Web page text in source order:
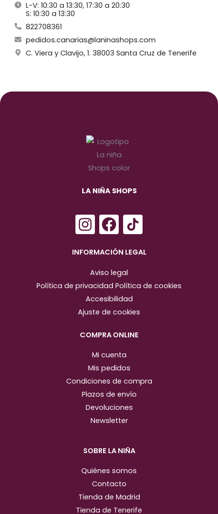
L-V: 10:30 a 13:30, 17:30 a 20:30
S: 10:30 a 13:30
822708361
pedidos.canarias@laninashops.com
C. Viera y Clavijo, 1. 38003 Santa Cruz de Tenerife
LA NIÑA SHOPS
I
n
s
a
g
r
m
F
a
c
e
b
o
o
INFORMACIÓN LEGAL
Aviso legal
Política de privacidad Política de cookies
Accesibilidad
Ajuste de cookies
COMPRA ONLINE
Mi cuenta
Mis pedidos
Condiciones de compra
Plazos de envío
Devoluciones
Newsletter
SOBRE LA NIÑA
Quiénes somos
Contacto
Tienda de Madrid
Tienda de Tenerife